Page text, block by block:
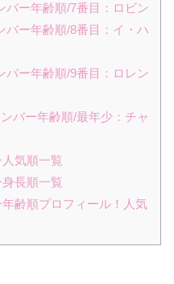
ー年齢順/7番目：ロビン
ー年齢順/8番目：イ・ハ
ー年齢順/9番目：ロレン
バー年齢順/最年少：チャ
気順一覧
長順一覧
齢順プロフィール！人気